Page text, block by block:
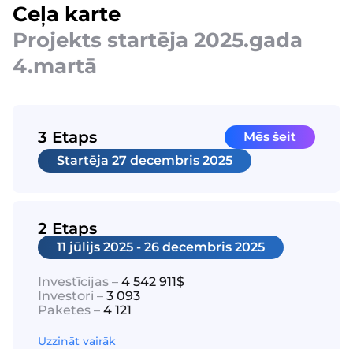
Ceļa karte
Projekts startēja 2025.gada
4.martā
3 Etaps
Mēs šeit
Startēja 27 decembris 2025
2 Etaps
11 jūlijs 2025 - 26 decembris 2025
Investīcijas – 4 542 911$
Investori – 3 093
Paketes – 4 121
Uzzināt vairāk